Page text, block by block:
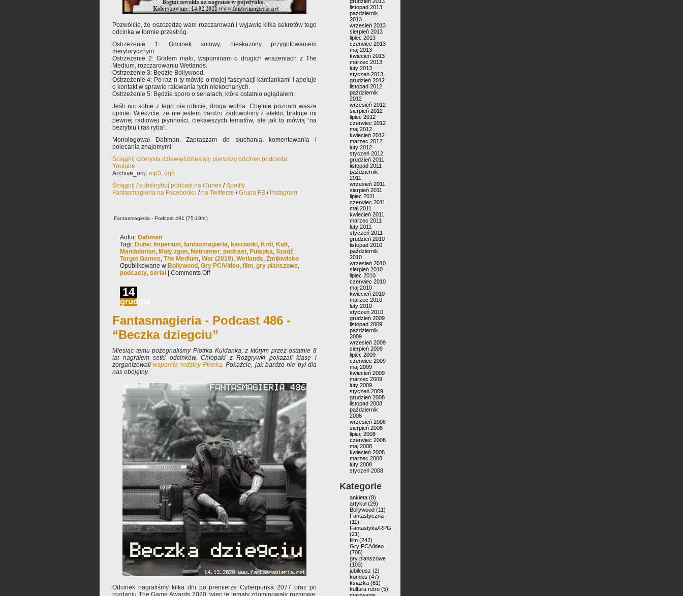
Pozwólcie, że oszczędzę wam rozczarowań i wyjawię kilka sekretów tego
odcinka w formie przestróg.
Ostrzeżenie 1: Odcinek solowy, nieskażony przygotowaniem
merytorycznym.
Ostrzeżenie 2: Grałem mało, wspominam o drugich wrażeniach z The
Medium, rozczarowaniu Wetlands.
Ostrzeżenie 3: Będzie Bollywood.
Ostrzeżenie 4: Po raz n-ty mówię o mojej fascynacji karciankami i apeluje
o kontakt w sprawie ratowania tych niekochanych.
Ostrzeżenie 5: Będzie sporo o serialach, które ostatnio oglądałem.
Jeśli nic sobie z tego nie robicie, droga wolna. Chętnie poznam wasze
opinie. Wiedzcie, że nie jestem bardzo zadowolony z efektu, brakuje mi
pewnej radiowej płynności, ciekawszych tematów, ale jak to mówią “na
bezrybiu i rak ryba”.
Monologował Dahman. Zapraszam do słuchania, komentowania i
polecania znajomym!
Ściągnij czterysta dziewięćdziesiąty pierwszy odcinek podcastu
Youtube
Archive_org: mp3, ogg
Ściągnij / subskrybuj podcast na iTunes /Spotify
Fantasmagieria na Facebooku /na Twitterze /Grupa FB / Instagram
Fantasmagieria - Podcast 491 [75:19m]:
Autor: Dahman
Tagi: Dune: Imperium, fantasmagieria, karcianki, Król , Kult,
Mandalorian, Mały zgon, Netrunner, podcast, Pułapka, Szadź,
Target Games, The Medium, War (2019), Wetlands, Żmijowisko
Opublikowane w Bollywood , Gry PC/Video, film, gry planszowe,
podcasty, serial Comments Off
14
grudnia
Fantasmagieria - Podcast 486 -
“Beczka dziegciu”
Miesiąc temu pożegnaliśmy Piotrka Kuldanka, z którym przez ostatnie 8
lat nagrałem setki odcinków. Chłopaki z Rozgrywki pokazali klasę i
zorganizowaliwsparcie rodziny Piotrka. Pokażcie, jak bardzo nie był dla
nas obojętny.
Odcinek nagraliśmy kilka dni po premierze Cyberpunka 2077 oraz po
rozdaniu The Game Awards 2020, więc te tematy zdominowały rozmowę.
listopad 2013
październik
2013
wrzesień 2013
sierpień 2013
lipiec 2013
czerwiec 2013
maj 2013
kwiecień 2013
marzec 2013
luty 2013
styczeń 2013
grudzień 2012
listopad 2012
październik
2012
wrzesień 2012
sierpień 2012
lipiec 2012
czerwiec 2012
maj 2012
kwiecień 2012
marzec 2012
luty 2012
styczeń 2012
grudzień 2011
listopad 2011
październik
2011
wrzesień 2011
sierpień 2011
lipiec 2011
czerwiec 2011
maj 2011
kwiecień 2011
marzec 2011
luty 2011
styczeń 2011
grudzień 2010
listopad 2010
październik
2010
wrzesień 2010
sierpień 2010
lipiec 2010
czerwiec 2010
maj 2010
kwiecień 2010
marzec 2010
luty 2010
styczeń 2010
grudzień 2009
listopad 2009
październik
2009
wrzesień 2009
sierpień 2009
lipiec 2009
czerwiec 2009
maj 2009
kwiecień 2009
marzec 2009
luty 2009
styczeń 2009
grudzień 2008
listopad 2008
październik
2008
wrzesień 2008
sierpień 2008
lipiec 2008
czerwiec 2008
maj 2008
kwiecień 2008
marzec 2008
luty 2008
styczeń 2008
Kategorie
ankieta (8)
artykuł(29)
Bollywood (11)
Fantastyczna
(11)
Fantastyka/RPG
(21)
film (242)
Gry PC/Video
(706)
gry planszowe
(103)
jubileusz (2)
komiks (47)
książka (81)
kultura retro (5)